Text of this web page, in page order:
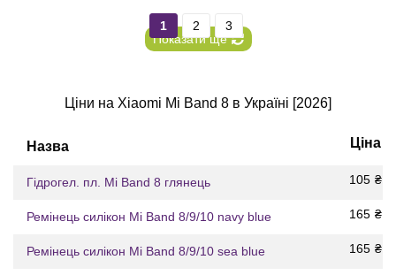
Показати ще
1 2 3
Ціни на Xiaomi Mi Band 8 в Україні [2026]
Назва Ціна
Гідрогел. пл. Mi Band 8 глянець 105 ₴
Ремінець силікон Mi Band 8/9/10 navy blue 165 ₴
Ремінець силікон Mi Band 8/9/10 sea blue 165 ₴